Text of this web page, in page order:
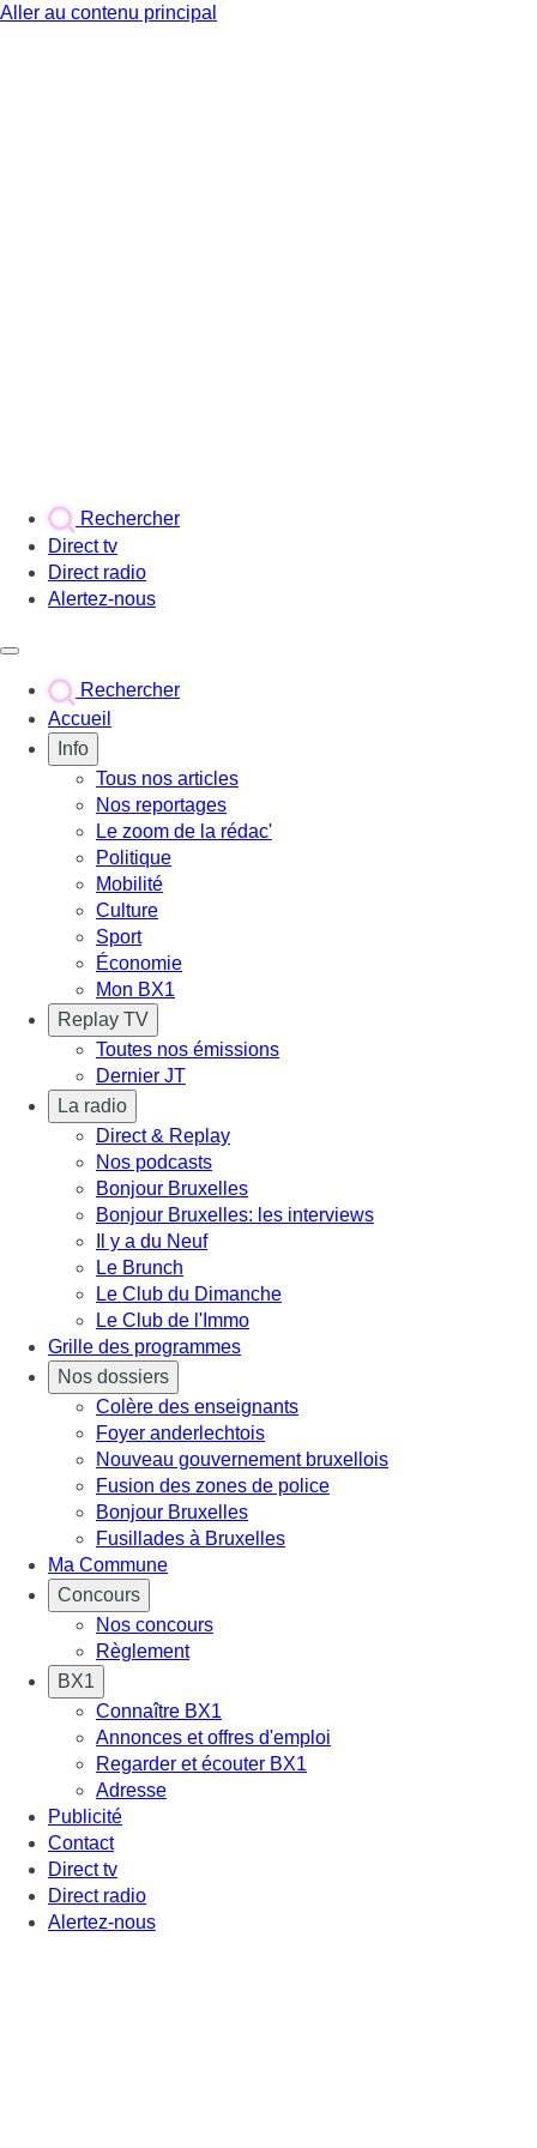
Aller au contenu principal
Rechercher
Direct tv
Direct radio
Alertez-nous
Rechercher
Accueil
Info
Tous nos articles
Nos reportages
Le zoom de la rédac'
Politique
Mobilité
Culture
Sport
Économie
Mon BX1
Replay TV
Toutes nos émissions
Dernier JT
La radio
Direct & Replay
Nos podcasts
Bonjour Bruxelles
Bonjour Bruxelles: les interviews
Il y a du Neuf
Le Brunch
Le Club du Dimanche
Le Club de l'Immo
Grille des programmes
Nos dossiers
Colère des enseignants
Foyer anderlechtois
Nouveau gouvernement bruxellois
Fusion des zones de police
Bonjour Bruxelles
Fusillades à Bruxelles
Ma Commune
Concours
Nos concours
Règlement
BX1
Connaître BX1
Annonces et offres d'emploi
Regarder et écouter BX1
Adresse
Publicité
Contact
Direct tv
Direct radio
Alertez-nous